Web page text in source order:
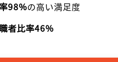
98%の高い満足度
者比率46%